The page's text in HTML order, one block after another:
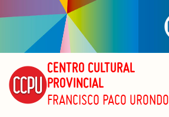
CENTRO CULTURAL
PROVINCIAL
FRANCISCO PACO URONDO